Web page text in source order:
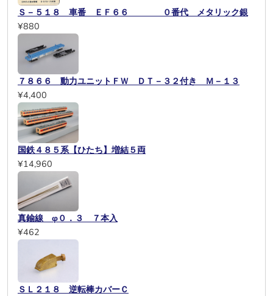
Ｓ－５１８ 車番 ＥＦ６６ ０番代 メタリック銀
¥880
７８６６ 動力ユニットＦＷ ＤＴ－３２付き Ｍ－１３
¥4,400
国鉄４８５系【ひたち】増結５両
¥14,960
真鍮線 φ０．３ ７本入
¥462
ＳＬ２１８ 逆転棒カバーＣ